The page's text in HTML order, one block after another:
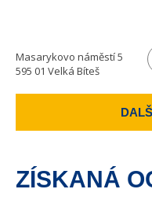
Masarykovo náměstí 5
595 01 Velká Bíteš
ZÍSKANÁ